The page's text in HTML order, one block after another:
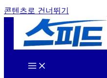
콘텐츠로 건너뛰기